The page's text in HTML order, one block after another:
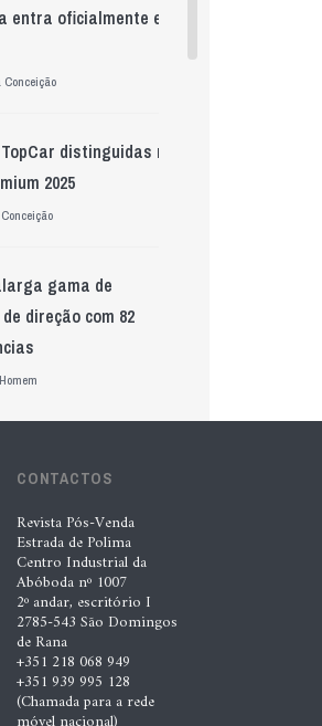
entra oficialmente em
Conceição
distinguidas na
2025
gama de
direção com 82
assume representação
em Portugal
Homem
geração de
CONTACTOS
Revista Pós-Venda
Estrada de Polima
Centro Industrial da
Abóboda nº 1007
2º andar, escritório I
2785-543 São Domingos
de Rana
+351 218 068 949
+351 939 995 128
(Chamada para a rede